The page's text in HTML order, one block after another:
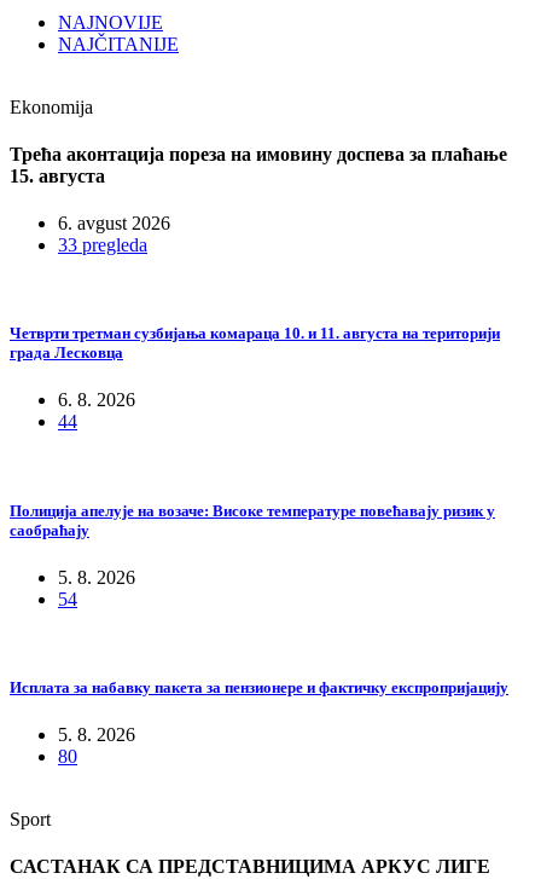
NAJNOVIJE
NAJČITANIJE
Ekonomija
Трећа аконтација пореза на имовину доспева за плаћање
15. августа
6. avgust 2026
33 pregleda
Четврти третман сузбијања комараца 10. и 11. августа на територији
града Лесковца
6. 8. 2026
44
Полиција апелује на возаче: Високе температуре повећавају ризик у
саобраћају
5. 8. 2026
54
Исплата за набавку пакета за пензионере и фактичку експропријацију
5. 8. 2026
80
Sport
САСТАНАК СА ПРЕДСТАВНИЦИМА АРКУС ЛИГЕ